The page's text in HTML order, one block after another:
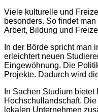
Viele kulturelle und
besonders. So findet
Arbeit, Bildung und
In der Börde spricht man
erleichtert neuen
Eingewöhnung. Die
Projekte. Dadurch wird
In Sachen Studium
Hochschullandschaft.
lokalen Unternehmen